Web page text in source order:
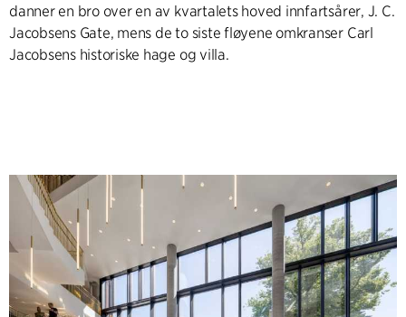
danner en bro over en av kvartalets hoved innfartsårer, J. C.
Jacobsens Gate, mens de to siste fløyene omkranser Carl
Jacobsens historiske hage og villa.